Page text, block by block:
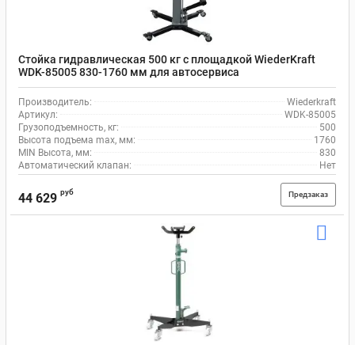
Стойка гидравлическая 500 кг с площадкой WiederKraft
WDK-85005 830-1760 мм для автосервиса
Производитель:
Wiederkraft
Артикул:
WDK-85005
Грузоподъемность, кг:
500
Высота подъема max, мм:
1760
MIN Высота, мм:
830
Автоматический клапан:
Нет
44 629 руб Предзаказ